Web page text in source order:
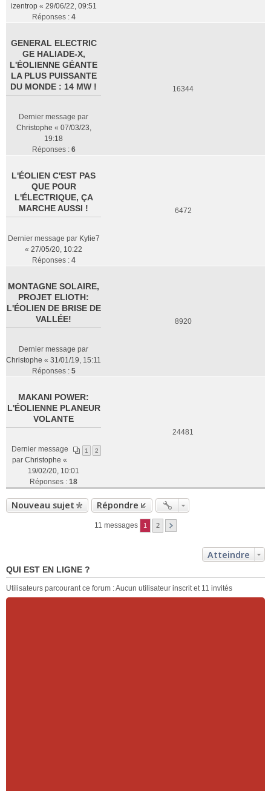
izentrop« 29/06/22, 09:51
Réponses : 4
GENERAL ELECTRIC
GE HALIADE-X,
L'ÉOLIENNE GÉANTE
LA PLUS PUISSANTE
DU MONDE : 14 MW !
Dernier message par
Christophe « 07/03/23,
19:18
Réponses : 6
16344
L'ÉOLIEN C'EST PAS
QUE POUR
L'ÉLECTRIQUE, ÇA
MARCHE AUSSI !
Dernier message par Kylie7
« 27/05/20, 10:22
Réponses : 4
6472
MONTAGNE SOLAIRE,
PROJET ELIOTH:
L'ÉOLIEN DE BRISE DE
VALLÉE!
Dernier message par
Christophe « 31/01/19, 15:11
Réponses : 5
8920
MAKANI POWER:
L'ÉOLIENNE PLANEUR
VOLANTE
1 2
Dernier message
par Christophe «
19/02/20, 10:01
Réponses : 18
24481
Nouveau sujet Répondre
11 messages 1 2
Atteindre
QUI EST EN LIGNE ?
Utilisateurs parcourant ce forum : Aucun utilisateur inscrit et 11 invités